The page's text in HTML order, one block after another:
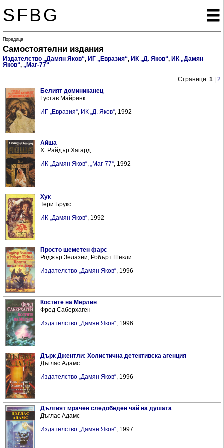
SFBG 
Поредица
Самостоятелни издания
Издателство „Дамян Яков“, ИГ „Евразия“, ИК „Д. Яков“, ИК „Дамян
Яков“, „Маг-77“
Страници: 1
2
Белият доминиканец
Густав Майринк
ИГ „Евразия“, ИК „Д. Яков“, 1992
Айша
Х. Райдър Хагард
ИК „Дамян Яков“, „Маг-77“, 1992
Хук
Тери Брукс
ИК „Дамян Яков“, 1992
Просто шеметен фарс
Роджър Зелазни, Робърт Шекли
Издателство „Дамян Яков“, 1996
Костите на Мерлин
Фред Саберхаген
Издателство „Дамян Яков“, 1996
Дърк Джентли: Холистична детективска агенция
Дъглас Адамс
Издателство „Дамян Яков“, 1996
Дългият мрачен следобеден чай на душата
Дъглас Адамс
Издателство „Дамян Яков“, 1997